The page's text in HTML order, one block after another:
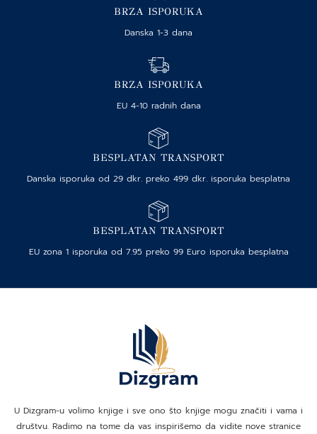
BRZA ISPORUKA
Danska 1-3 dana
BRZA ISPORUKA
EU 4-10 radnih dana
BESPLATAN TRANSPORT
Danska isporuka od 29 dkr. preko 499 dkr. isporuka besplatna
BESPLATAN TRANSPORT
EU zona 1 isporuka od 7.95 preko 99 Euro isporuka besplatna
U Dizgram-u volimo knjige i sve ono što knjige mogu značiti i vama i
društvu. Radimo na tome da vas inspirišemo da vidite nove stranice